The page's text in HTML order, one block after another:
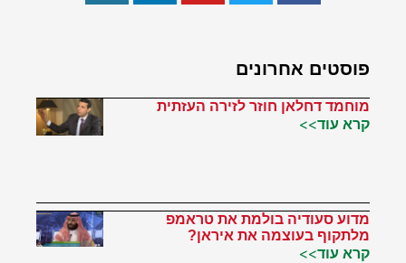
פוסטים אחרונים
מוחמד דחלאן חוזר לזירה העזתית
קרא עוד>>
מדוע סעודיה בולמת את טראמפ
מלתקוף בעוצמה את איראן?
קרא עוד>>